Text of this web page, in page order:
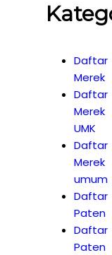
Daftar
Merek
Daftar
Merek
UMK
Daftar
Merek
umum
Daftar
Paten
Daftar
Paten